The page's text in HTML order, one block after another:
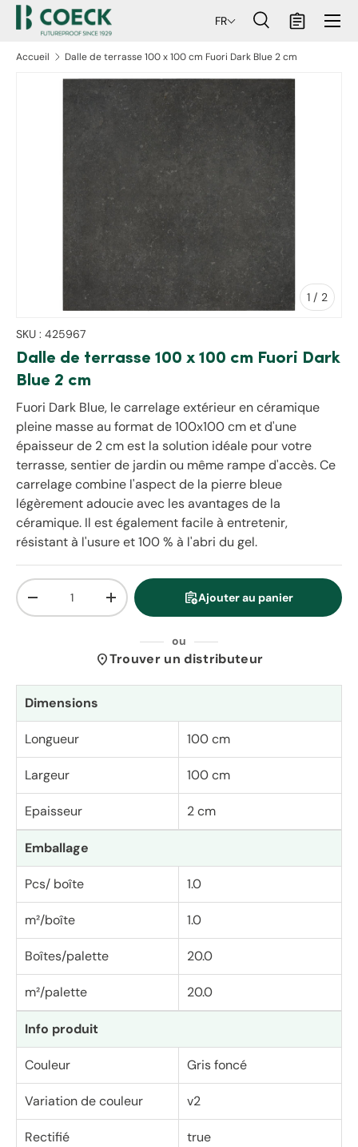
au contenu
Rechercher
FR RecherchePanier
Menu
Accueil Dalle de terrasse 100 x 100 cm Fuori Dark Blue 2 cm
informations produits
1 / de
2
SKU : 425967
Dalle de terrasse 100 x 100 cm Fuori Dark
Blue 2 cm
Fuori Dark Blue, le carrelage extérieur en céramique
pleine masse au format de 100x100 cm et d'une
épaisseur de 2 cm est la solution idéale pour votre
terrasse, sentier de jardin ou même rampe d'accès. Ce
carrelage combine l'aspect de la pierre bleue
légèrement adoucie avec les avantages de la
céramique. Il est également facile à entretenir,
résistant à l'usure et 100 % à l'abri du gel.
Qté
Diminuer la quantitéAugmenter la quantité
assignment_addAjouter au panier
ou
location_onTrouver un distributeur
Dimensions
Longueur 100 cm
Largeur 100 cm
Epaisseur 2 cm
Emballage
Pcs/ boîte 1.0
m²/boîte 1.0
Boîtes/palette 20.0
m²/palette 20.0
Info produit
Couleur Gris foncé
Variation de couleur v2
Rectifié true